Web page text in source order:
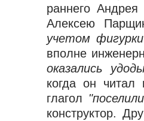
раннего
Алексею
учетом
вполне
оказались
когда он
глагол
конструктор.